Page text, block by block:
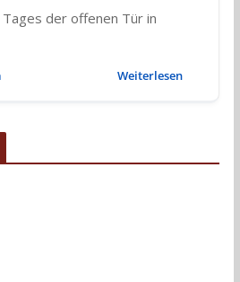
der offenen Tür in
Weiterlesen